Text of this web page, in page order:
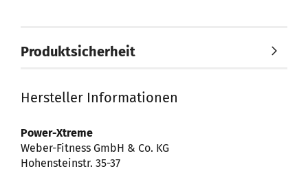
Produktsicherheit
Hersteller Informationen
Power-Xtreme
Weber-Fitness GmbH & Co. KG
Hohensteinstr. 35-37